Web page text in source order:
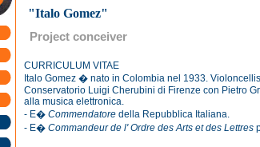
"Italo Gomez"
Project conceiver
CURRICULUM VITAE
Italo Gomez � nato in Colombia nel 1933.
Conservatorio Luigi Cherubini di Firenze con Pietro
alla musica elettronica.
- E� Commendatore della Repubblica Italiana.
- E� Commandeur de l' Ordre des Arts et des Lettres